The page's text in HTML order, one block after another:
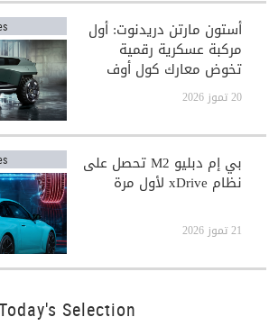
أستون مارتن دريدنوت: أول
مركبة عسكرية رقمية
تخوض معارك كول أوف
ديوتي
20 تموز 2026
بي إم دبليو M2 تحصل على
نظام xDrive لأول مرة
21 تموز 2026
Selection